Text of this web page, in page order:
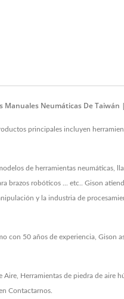
Manuales Neumáticas De Taiwán
principales incluyen
de herramientas neumáticas,
brazos robóticos ... etc.. Gison
y la industria de
con 50 años de experiencia, Gison
Aire Herramientas de piedra de aire
Contactarnos